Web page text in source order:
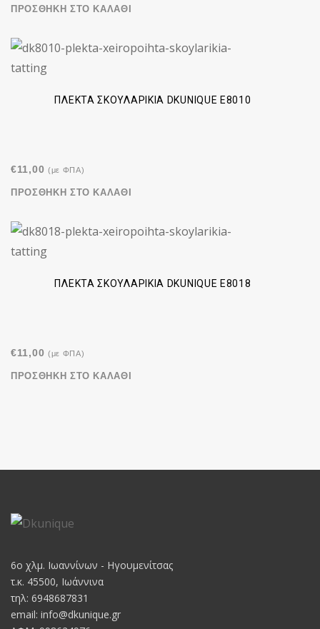
ΠΡΟΣΘΉΚΗ ΣΤΟ ΚΑΛΆΘΙ
ΠΛΕΚΤΆ ΣΚΟΥΛΑΡΊΚΙΑ DKUNIQUE E8010
€11,00 (με ΦΠΑ)
ΠΡΟΣΘΉΚΗ ΣΤΟ ΚΑΛΆΘΙ
ΠΛΕΚΤΆ ΣΚΟΥΛΑΡΊΚΙΑ DKUNIQUE E8018
€11,00 (με ΦΠΑ)
ΠΡΟΣΘΉΚΗ ΣΤΟ ΚΑΛΆΘΙ
6o χλμ. Ιωαννίνων - Ηγουμενίτσας
τ.κ. 45500, Ιωάννινα
τηλ: 6948687831
email: info@dkunique.gr